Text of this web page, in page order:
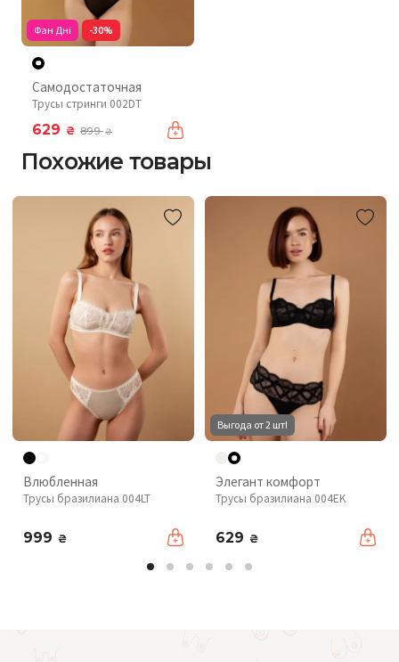
Фан Дні -30%
Самодостаточная
Трусы стринги 002DT
629 ₴ 899₴
Похожие товары
Влюбленная
Трусы бразилиана 004LT
999 ₴
Выгода от 2 шт!
Элегант комфорт
Трусы бразилиана 004EK
629 ₴